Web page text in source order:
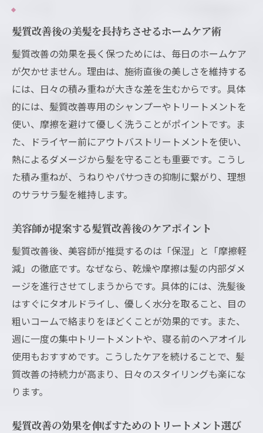
髪質改善後の美髪を長持ちさせるホームケア術
髪質改善の効果を長く保つためには、毎日のホームケア
が欠かせません。理由は、施術直後の美しさを維持する
には、日々の積み重ねが大きな差を生むからです。具体
的には、髪質改善専用のシャンプーやトリートメントを
使い、摩擦を避けて優しく洗うことがポイントです。ま
た、ドライヤー前にアウトバストリートメントを使い、
熱によるダメージから髪を守ることも重要です。こうし
た積み重ねが、うねりやパサつきの抑制に繋がり、理想
のサラサラ髪を維持します。
美容師が提案する髪質改善後のケアポイント
髪質改善後、美容師が推奨するのは「保湿」と「摩擦軽
減」の徹底です。なぜなら、乾燥や摩擦は髪の内部ダメ
ージを進行させてしまうからです。具体的には、洗髪後
はすぐにタオルドライし、優しく水分を取ること、目の
粗いコームで絡まりをほどくことが効果的です。また、
週に一度の集中トリートメントや、寝る前のヘアオイル
使用もおすすめです。こうしたケアを続けることで、髪
質改善の持続力が高まり、日々のスタイリングも楽にな
ります。
髪質改善の効果を伸ばすためのトリートメント選び